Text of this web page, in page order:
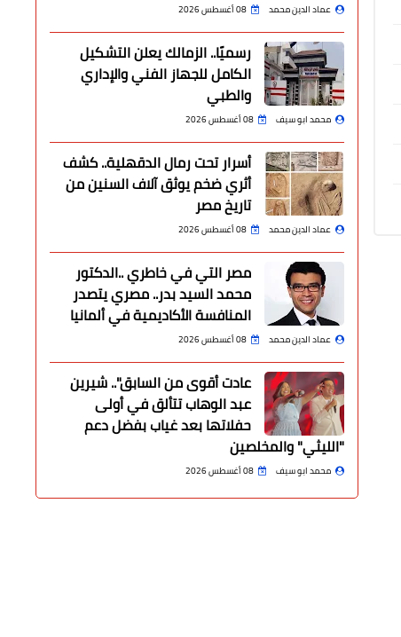
عماد الدين محمد 08 أغسطس 2026
رسميًا.. الزمالك يعلن التشكيل
الكامل للجهاز الفني والإداري
والطبي
محمد ابو سيف 08 أغسطس 2026
أسرار تحت رمال الدقهلية.. كشف
أثري ضخم يوثق آلاف السنين من
تاريخ مصر
عماد الدين محمد 08 أغسطس 2026
مصر التي في خاطري ..الدكتور
محمد السيد بدر.. مصري يتصدر
المنافسة الأكاديمية في ألمانيا
عماد الدين محمد 08 أغسطس 2026
عادت أقوى من السابق".. شيرين
عبد الوهاب تتألق في أولى
حفلاتها بعد غياب بفضل دعم
"الليثي" والمخلصين
محمد ابو سيف 08 أغسطس 2026